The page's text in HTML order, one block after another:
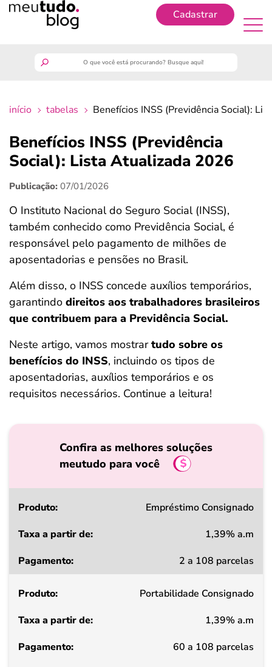
Cadastrar
finanças
benefícios
crédito fácil
últimas notícias
ferramentas
início tabelas Benefícios INSS (Previdência Social):
Benefícios INSS (Previdência
Social): Lista Atualizada 2026
Publicação: 07/01/2026
O Instituto Nacional do Seguro Social (INSS),
também conhecido como Previdência Social, é
responsável pelo pagamento de milhões de
aposentadorias e pensões no Brasil.
Além disso, o INSS concede auxílios temporários,
garantindo direitos aos trabalhadores brasileiros
que contribuem para a Previdência Social.
Neste artigo, vamos mostrartudo sobre os
benefícios do INSS, incluindo os tipos de
aposentadorias, auxílios temporários e os
requisitos necessários. Continue a leitura!
Confira as melhores soluções
meutudo para você
Produto
a
de
Pagamento
Empréstimo Consignado
1,39% a.m
2 a 108 parcelas
Portabilidade Consignado
1,39% a.m
60 a 108 parcelas